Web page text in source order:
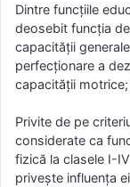
Dintre funcţiile
deosebit funcţia
capacităţii
perfecţionare a
capacităţii
Privite de pe
considerate ca
fizică la clasele I-
priveşte influenţa